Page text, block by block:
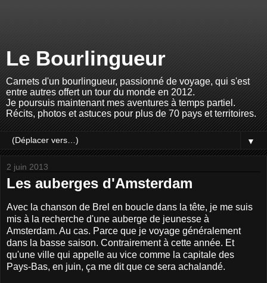
Le Bourlingueur
Carnets d'un bourlingueur, passionné de voyage, qui s'est
entre autres offert un tour du monde en 2012.
Je poursuis maintenant mes aventures à temps partiel.
Récits, photos et astuces pour plus de 70 pays et territoires.
▼
2 juin 2013
Les auberges d'Amsterdam
Avec la chanson de Brel en boucle dans la tête, je me suis
mis à la recherche d'une auberge de jeunesse à
Amsterdam. Au cas. Parce que je voyage généralement
dans la basse saison. Contrairement à cette année. Et
qu'une ville qui appelle au vice comme la capitale des
Pays-Bas, en juin, ça me dit que ce sera achalandé.